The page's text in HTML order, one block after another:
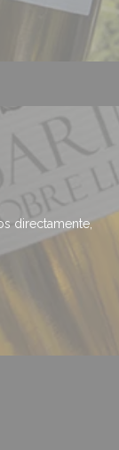
directamente,